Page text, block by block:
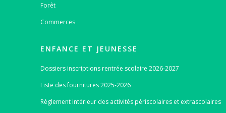
Forêt
Commerces
ENFANCE ET JEUNESSE
Dossiers inscriptions rentrée scolaire 2026-2027
Liste des fournitures 2025-2026
Règlement intérieur des activités périscolaires et extrascolaires